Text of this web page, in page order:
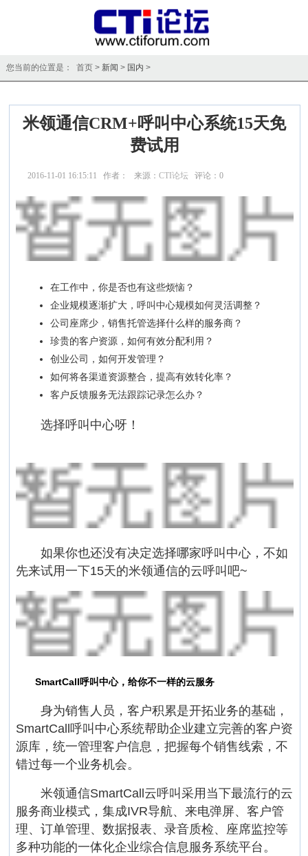
您当前的位置是： 首页 > 新闻 > 国内 >
米领通信CRM+呼叫中心系统15天免
费试用
2016-11-01 16:15:11 作者： 来源：CTI论坛 评论：0
在工作中，你是否也有这些烦恼？
企业规模逐渐扩大，呼叫中心规模如何灵活调整？
公司座席少，销售托管选择什么样的服务商？
珍贵的客户资源，如何有效分配利用？
创业公司，如何开发管理？
如何将各渠道资源整合，提高有效转化率？
客户反馈服务无法跟踪记录怎么办？
选择呼叫中心呀！
如果你也还没有决定选择哪家呼叫中心，不如
先来试用一下15天的米领通信的云呼叫吧~
SmartCall呼叫中心，给你不一样的云服务
身为销售人员，客户积累是开拓业务的基础，
SmartCall呼叫中心系统帮助企业建立完善的客户资
源库，统一管理客户信息，把握每个销售线索，不
错过每一个业务机会。
米领通信SmartCall云呼叫采用当下最流行的云
服务商业模式，集成IVR导航、来电弹屏、客户管
理、订单管理、数据报表、录音质检、座席监控等
多种功能的一体化企业综合信息服务系统平台。